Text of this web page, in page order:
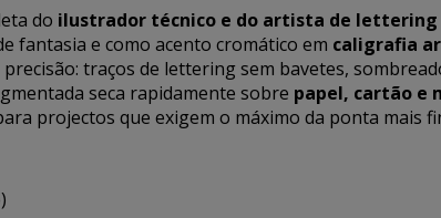
do ilustrador técnico e do artista de
fantasia e como acento cromático em caligrafia
traços de lettering sem bavetes,
seca rapidamente sobre papel, cartão e
projectos que exigem o máximo da ponta mais